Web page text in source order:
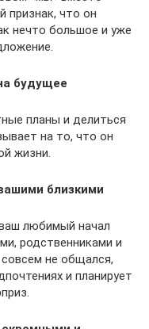
признак, что он
нечто большое и уже
будущее
планы и делиться
на то, что он
жизни.
близкими
любимый начал
родственниками и
не общался,
и планирует